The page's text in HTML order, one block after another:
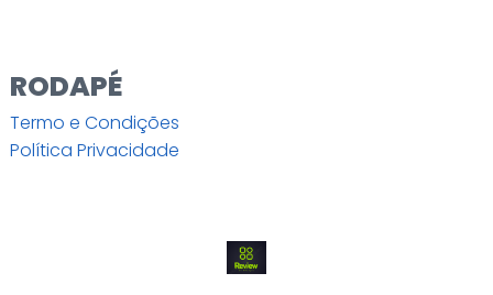
RODAPÉ
Termo e Condições
Política Privacidade